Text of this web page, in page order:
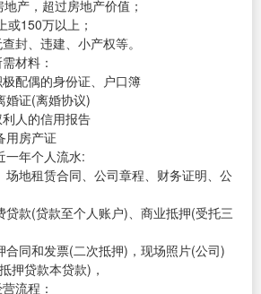
产，超过房地产价值；
150万以上；
封、违建、小产权等。
材料：
配偶的身份证、户口簿
证(离婚协议)
人的信用报告
用房产证
年个人流水:
地租赁合同、公司章程、财务证明、公
款(贷款至个人账户)、商业抵押(受托三
同和发票(二次抵押)，现场照片(公司)
押贷款本贷款)，
流程：